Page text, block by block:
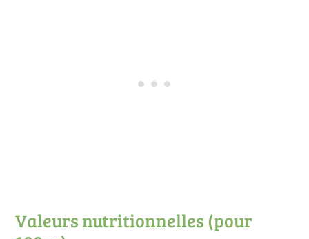
Valeurs nutritionnelles (pour